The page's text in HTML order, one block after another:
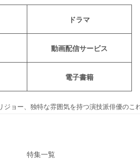
ドラマ
動画配信サービス
電子書籍
ジョー、独特な雰囲気を持つ演技派俳優のこ
特集一覧